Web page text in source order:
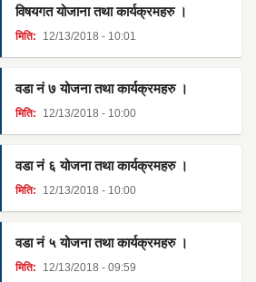
विषयगत योजाना तथा कार्यक्रमहरु ।
मिति: 12/13/2018 - 10:01
वडा नं ७ योजना तथा कार्यक्रमहरु ।
मिति: 12/13/2018 - 10:00
वडा नं ६ योजना तथा कार्यक्रमहरु ।
मिति: 12/13/2018 - 10:00
वडा नं ५ योजना तथा कार्यक्रमहरु ।
मिति: 12/13/2018 - 09:59